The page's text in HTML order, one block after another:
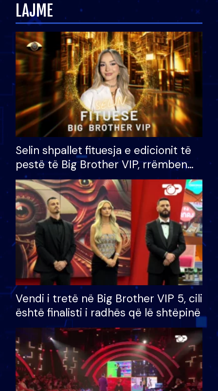
LAJME
Selin shpallet fituesja e edicionit të
pestë të Big Brother VIP, rrëmben
çmimin e madh prej 100 mijë eurosh
Vendi i tretë në Big Brother VIP 5, cili
është finalisti i radhës që lë shtëpinë